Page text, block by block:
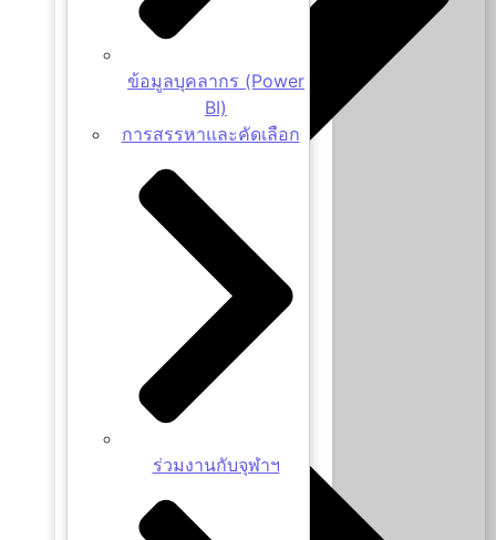
Remuneration and Benefits
ข้อมูลบุคลากร (Power
BI)
การสรรหาและคัดเลือก
ร่วมงานกับจุฬาฯ